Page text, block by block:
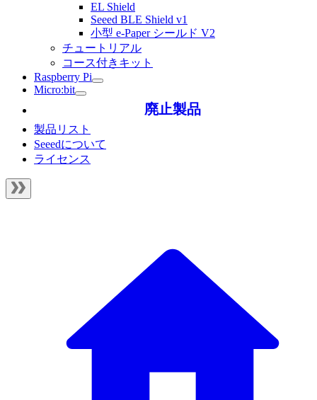
EL Shield
Seeed BLE Shield v1
小型 e-Paper シールド V2
チュートリアル
コース付きキット
Raspberry Pi
Micro:bit
廃止製品
製品リスト
Seeedについて
ライセンス